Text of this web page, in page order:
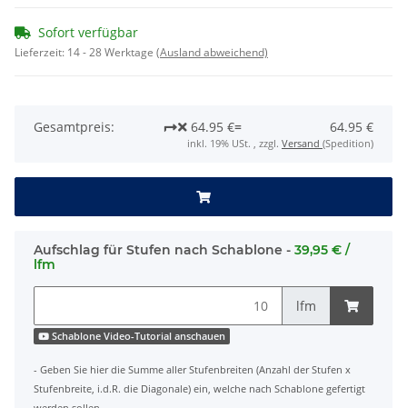
Sofort verfügbar
Lieferzeit: 14 - 28 Werktage (Ausland abweichend)
Gesamtpreis: 64.95 €= 64.95 €
inkl. 19% USt. , zzgl. Versand (Spedition)
Aufschlag für Stufen nach Schablone - 39,95 € /
lfm
lfm
Schablone Video-Tutorial anschauen
- Geben Sie hier die Summe aller Stufenbreiten (Anzahl der Stufen x
Stufenbreite, i.d.R. die Diagonale) ein, welche nach Schablone gefertigt